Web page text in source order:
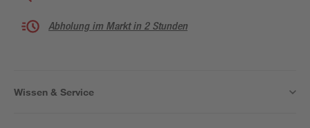
Abholung im Markt in 2 Stunden
Wissen & Service